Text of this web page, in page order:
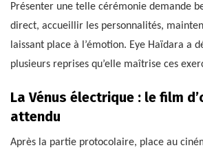
Présenter une telle cérémonie demande
direct, accueillir les personnalités,
laissant place à l’émotion. Eye Haïdara a
plusieurs reprises qu’elle maîtrise ces
La Vénus électrique : le film
attendu
Après la partie protocolaire, place au